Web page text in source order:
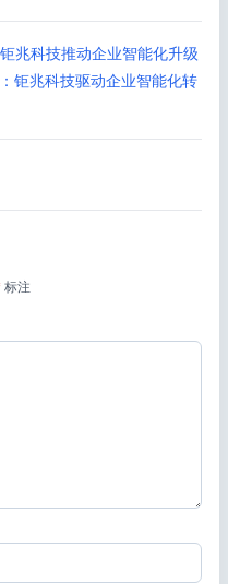
兆科技推动企业智能化升级
钜兆科技驱动企业智能化转
标注